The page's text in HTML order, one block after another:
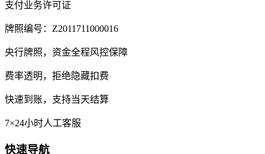
支付业务许可证
牌照编号：Z2011711000016
央行牌照，资金全程风控保障
费率透明，拒绝隐藏扣费
快速到账，支持当天结算
7×24小时人工客服
快速导航